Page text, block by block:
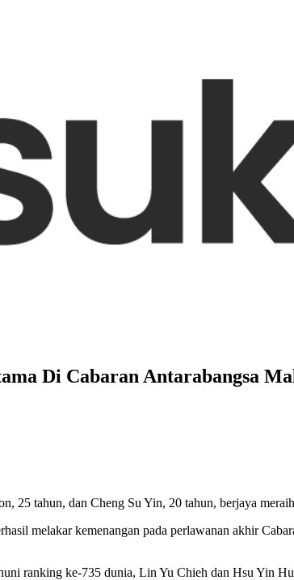
Di Cabaran Antarabangsa
25 tahun, dan Cheng Su Yin, 20 tahun, berjaya
melakar kemenangan pada perlawanan akhir
ranking ke-735 dunia, Lin Yu Chieh dan Hsu Yin